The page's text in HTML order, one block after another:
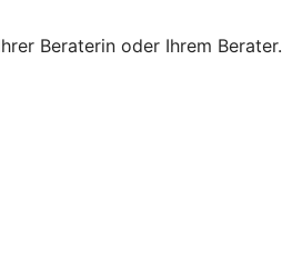
Beraterin oder Ihrem Berater.